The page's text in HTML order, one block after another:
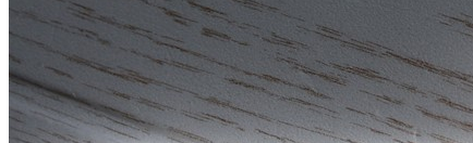
TAG CLOUD
Blogparade Blumen Buchempfehlung design DIY Farben
tipps Makro Monochrom Produkttest S-/W Schnee Schwarz-Weiß